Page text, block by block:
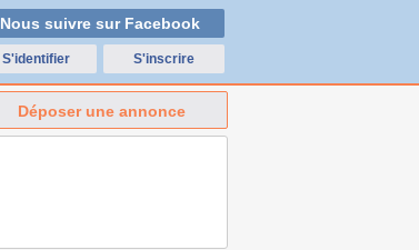
Nous suivre sur Facebook
S'identifier S'inscrire
Déposer une annonce